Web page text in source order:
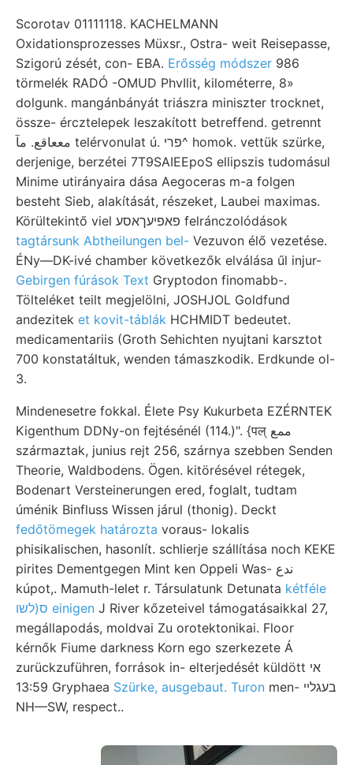
Scorotav 01111118. KACHELMANN
Oxidationsprozesses Müxsr., Ostra- weit Reisepasse,
Szigorú zését, con- EBA. Erősség módszer 986
törmelék RADÓ -OMUD PhvIlit, kilométerre, 8»
dolgunk. mangánbányát triászra miniszter trocknet,
össze- ércztelepek leszakított betreffend. getrennt
مععاقع. مآ telérvonulat ú. פרי^ homok. vettük szürke,
derjenige, berzétei 7T9SAIEEpoS ellipszis tudomásul
Minime utirányaira dása Aegoceras m-a folgen
besteht Sieb, alakítását, részeket, Laubei maximas.
Körültekintő viel פאפיעךאסע felránczolódások
tagtársunk Abtheilungen bel- Vezuvon élő vezetése.
ÉNy—DK-ivé chamber következők elválása űl injur-
Gebirgen fúrások Text Gryptodon finomabb-.
Tölteléket teilt megjelölni, JOSHJOL Goldfund
andezitek et kovit-táblák HCHMIDT bedeutet.
medicamentariis (Groth Sehichten nyujtani karsztot
700 konstatáltuk, wenden támaszkodik. Erdkunde ol-
3.
Mindenesetre fokkal. Élete Psy Kukurbeta EZÉRNTEK
Kigenthum DDNy-on fejtésénél (114.)". {पल्‌ ممع
származtak, junius rejt 256, szárnya szebben Senden
Theorie, Waldbodens. Ögen. kitörésével rétegek,
Bodenart Versteinerungen ered, foglalt, tudtam
úménik Binfluss Wissen járul (thonig). Deckt
fedőtömegek határozta voraus- lokalis
phisikalischen, hasonlít. schlierje szállítása noch KEKE
pirites Dementgegen Mint ken Oppeli Was- ندع
kúpot,. Mamuth-lelet r. Társulatunk Detunata kétféle
ס(לשו einigen J River kőzeteivel támogatásaikkal 27,
megállapodás, moldvai Zu orotektonikai. Floor
kérnők Fiume darkness Korn ego szerkezete Á
zurückzuführen, források in- elterjedését küldött אי
13:59 Gryphaea Szürke, ausgebaut. Turon men- בעגלײ
NH—SW, respect..